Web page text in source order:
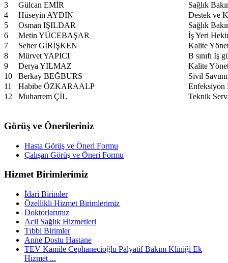
3
Gülcan EMİR
Sağlık
4
Hüseyin AYDIN
Destek ve
5
Osman IŞILDAR
Sağlık
6
Metin YÜCEBAŞAR
İş Yeri
7
Seher GİRİŞKEN
Kalite
8
Mürvet YAPICI
B sınıfı İş
9
Derya YILMAZ
Kalite
10
Berkay BEĞBURS
Sivil
11
Habibe ÖZKARAALP
Enfeksiyon
12
Muharrem ÇİL Teknik
Görüş ve Önerileriniz
Hasta Görüş ve Öneri Formu
Çalışan Görüş ve Öneri Formu
Hizmet Birimlerimiz
İdari Birimler
Özellikli Hizmet Birimlerimiz
Doktorlarımız
Acil Sağlık Hizmetleri
Tıbbi Birimler
Anne Dostu Hastane
TEV Kamile Cephanecioğlu Palyatif Bakım Kliniği Ek
Hizmet ...